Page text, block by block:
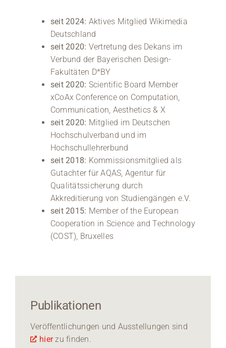
seit 2024: Aktives Mitglied Wikimedia
Deutschland
seit 2020: Vertretung des Dekans im
Verbund der Bayerischen Design-
Fakultäten D*BY
seit 2020: Scientific Board Member
xCoAx Conference on Computation,
Communication, Aesthetics & X
seit 2020: Mitglied im Deutschen
Hochschulverband und im
Hochschullehrerbund
seit 2018: Kommissionsmitglied als
Gutachter für AQAS, Agentur für
Qualitätssicherung durch
Akkreditierung von Studiengängen e.V.
seit 2015: Member of the European
Cooperation in Science and Technology
(COST), Bruxelles
Publikationen
Veröffentlichungen und Ausstellungen sind
hierzu finden.